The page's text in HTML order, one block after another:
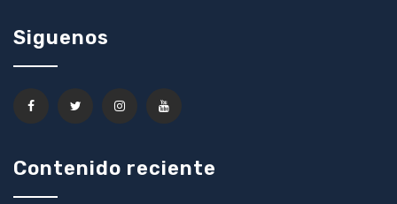
Siguenos
Contenido reciente